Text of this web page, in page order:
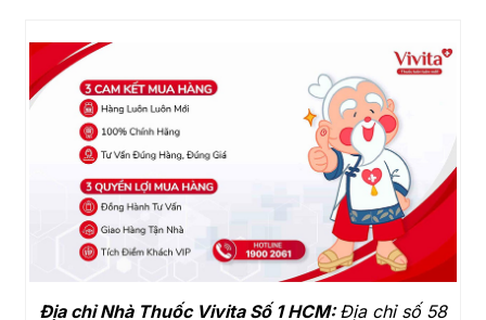
Địa chỉ Nhà Thuốc Vivita Số 1 HCM:Địa chỉ số 58